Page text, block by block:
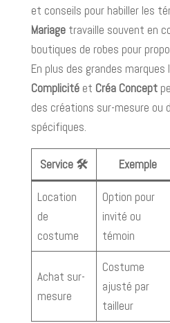
et conseils pour habiller les
Mariagetravaille souvent en
boutiques de robes pour
En plus des grandes
Complicitéet Créa Concept
des créations sur-mesure ou
spécifiques.
Service 🛠️ Exemple
Location
de
costume
Option pour
invité ou
témoin
Achat sur-
mesure
Costume
ajusté par
tailleur